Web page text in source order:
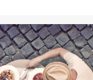
KOLUMNE